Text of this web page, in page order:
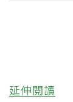
延伸閱讀